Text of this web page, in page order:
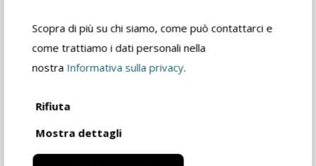
Scopra di più su chi siamo, come può contattarci e
come trattiamo i dati personali nella
nostra Informativa sulla privacy.
Rifiuta
Mostra dettagli
Dealer data sheet
Request informations